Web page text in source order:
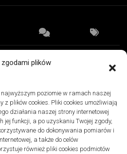
plików
poziomie w ramach naszej
z plików cookies. Pliki cookies umożliwiają
działania naszej strony internetowej
funkcji, a po uzyskaniu Twojej zgody,
do dokonywania pomiarów i
a także do celów
również pliki cookies podmiotów
naprawie: lista kontrolna
poza informacją prasową
lub w weekend: zakres